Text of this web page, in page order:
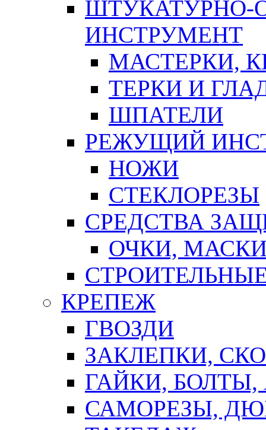
ШТУКАТУРНО-
ИНСТРУМЕНТ
МАСТЕРКИ,
ТЕРКИ И
ШПАТЕЛИ
РЕЖУЩИЙ
НОЖИ
СТЕКЛОРЕЗЫ
СРЕДСТВА
ОЧКИ,
КРЕПЕЖ
ГВОЗДИ
ЗАКЛЕПКИ,
ГАЙКИ,
САМОРЕЗЫ,